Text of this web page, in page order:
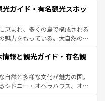
ツ一覧を参照してほしい。
、ショッピング、エンターテイ
なスポットだ。一方、アメリカ
グランドキャニオンやイエロー
絶景が堪能できる。さらに、南
リカの各地域で異なる魅力を楽
かな歴史を感じることができ
ップや列車の旅も、アメリカ
新着のアメリカ
照してほしい。
ガイド・有名観光スポッ
恵まれ、多くの島で構成される
魅力をもっている。大自然の神
、定番の観光地といえばオアフ
ならマウイ島やカウアイ島が
ンに輝く海をはじめ、豊かな
。「アロハスピリット」と呼ば
報と観光ガイド・有名観
然と多様な文化が魅力の国。
シドニー・オペラハウス、オー